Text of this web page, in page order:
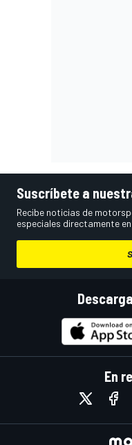
Suscríbete a
Recibe noticias de
especiales directamente
En